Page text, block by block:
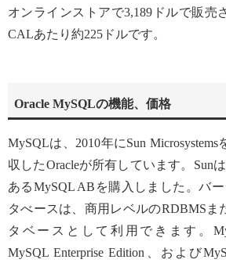
オンラインストアで3,189ドルで販売
CALあたり約225ドルです。
Oracle MySQLの機能、価格
MySQLは、2010年にSun
収したOracleが所有しています。Sun
あるMySQL ABを購入しました。バ
タべースは、商用レベルのRDBMSま
タベースとして利用できます。
MySQL Enterprise Edition、および